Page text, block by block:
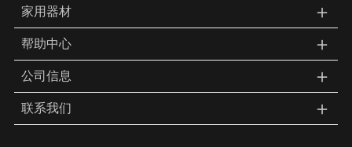
家用器材 ＋
帮助中心 ＋
公司信息 ＋
联系我们 ＋